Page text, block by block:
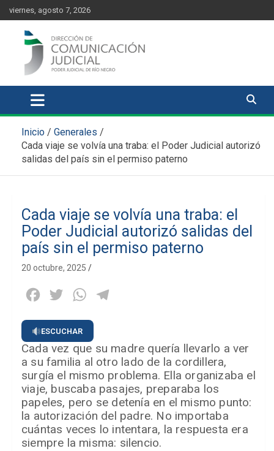
content
Skip
to
content
viernes, agosto 7, 2026
Comunicación Judicial
Inicio
Generales
Cada viaje se volvía una traba: el Poder Judicial autorizó
salidas del país sin el permiso paterno
Cada viaje se volvía una traba: el
Poder Judicial autorizó salidas del
país sin el permiso paterno
20 octubre, 2025
Facebook
Twitter WhatsApp
ESCUCHAR
Cada vez que su madre quería llevarlo a ver
a su familia al otro lado de la cordillera,
surgía el mismo problema. Ella organizaba el
viaje, buscaba pasajes, preparaba los
papeles, pero se detenía en el mismo punto:
la autorización del padre. No importaba
cuántas veces lo intentara, la respuesta era
siempre la misma: silencio.